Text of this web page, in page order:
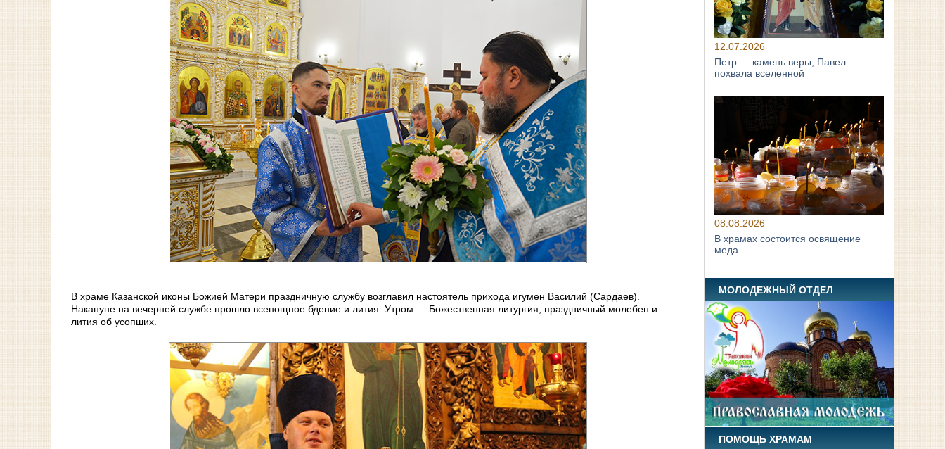
В храме Казанской иконы Божией Матери праздничную службу возглавил настоятель прихода игумен Василий (Сардаев).
Накануне на вечерней службе прошло всенощное бдение и лития. Утром — Божественная литургия, праздничный молебен и
лития об усопших.
12.07.2026
Петр — камень веры, Павел —
похвала вселенной
08.08.2026
В храмах состоится освящение
меда
МОЛОДЕЖНЫЙ ОТДЕЛ
ПОМОЩЬ ХРАМАМ